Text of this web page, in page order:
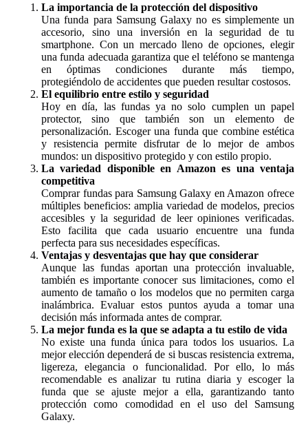
La importancia de la protección del dispositivo
Una funda para Samsung Galaxy no es simplemente un
accesorio, sino una inversión en la seguridad de tu
smartphone. Con un mercado lleno de opciones, elegir
una funda adecuada garantiza que el teléfono se mantenga
en óptimas condiciones durante más tiempo,
protegiéndolo de accidentes que pueden resultar costosos.
El equilibrio entre estilo y seguridad
Hoy en día, las fundas ya no solo cumplen un papel
protector, sino que también son un elemento de
personalización. Escoger una funda que combine estética
y resistencia permite disfrutar de lo mejor de ambos
mundos: un dispositivo protegido y con estilo propio.
La variedad disponible en Amazon es una ventaja
competitiva
Comprar fundas para Samsung Galaxy en Amazon ofrece
múltiples beneficios: amplia variedad de modelos, precios
accesibles y la seguridad de leer opiniones verificadas.
Esto facilita que cada usuario encuentre una funda
perfecta para sus necesidades específicas.
Ventajas y desventajas que hay que considerar
Aunque las fundas aportan una protección invaluable,
también es importante conocer sus limitaciones, como el
aumento de tamaño o los modelos que no permiten carga
inalámbrica. Evaluar estos puntos ayuda a tomar una
decisión más informada antes de comprar.
La mejor funda es la que se adapta a tu estilo de vida
No existe una funda única para todos los usuarios. La
mejor elección dependerá de si buscas resistencia extrema,
ligereza, elegancia o funcionalidad. Por ello, lo más
recomendable es analizar tu rutina diaria y escoger la
funda que se ajuste mejor a ella, garantizando tanto
protección como comodidad en el uso del Samsung
Galaxy.